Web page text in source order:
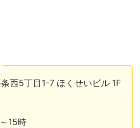
西5丁目1-7 ほくせいビル 1F
15時